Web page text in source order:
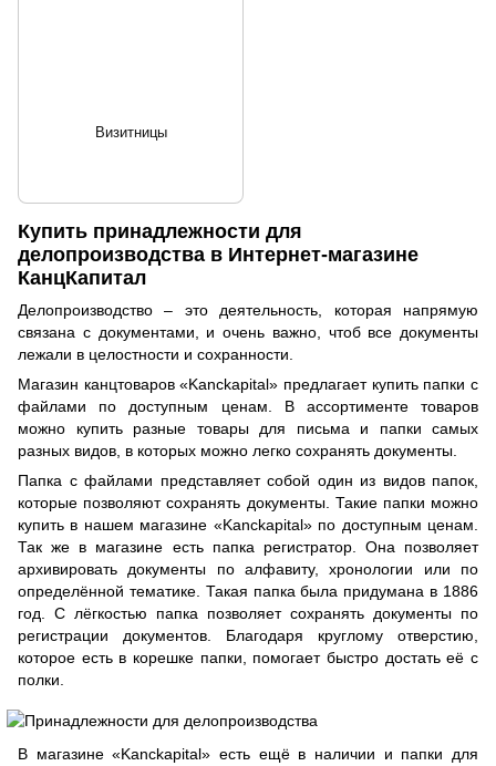
Купить принадлежности для
делопроизводства в Интернет-магазине
КанцКапитал
Делопроизводство – это деятельность, которая напрямую
связана с документами, и очень важно, чтоб все документы
лежали в целостности и сохранности.
Магазин канцтоваров «Kanckapital» предлагает купить папки с
файлами по доступным ценам. В ассортименте товаров
можно купить разные товары для письма и папки самых
разных видов, в которых можно легко сохранять документы.
Папка с файлами представляет собой один из видов папок,
которые позволяют сохранять документы. Такие папки можно
купить в нашем магазине «Kanckapital» по доступным ценам.
Так же в магазине есть папка регистратор. Она позволяет
архивировать документы по алфавиту, хронологии или по
определённой тематике. Такая папка была придумана в 1886
год. С лёгкостью папка позволяет сохранять документы по
регистрации документов. Благодаря круглому отверстию,
которое есть в корешке папки, помогает быстро достать её с
полки.
В магазине «Kanckapital» есть ещё в наличии и папки для
Визитницы